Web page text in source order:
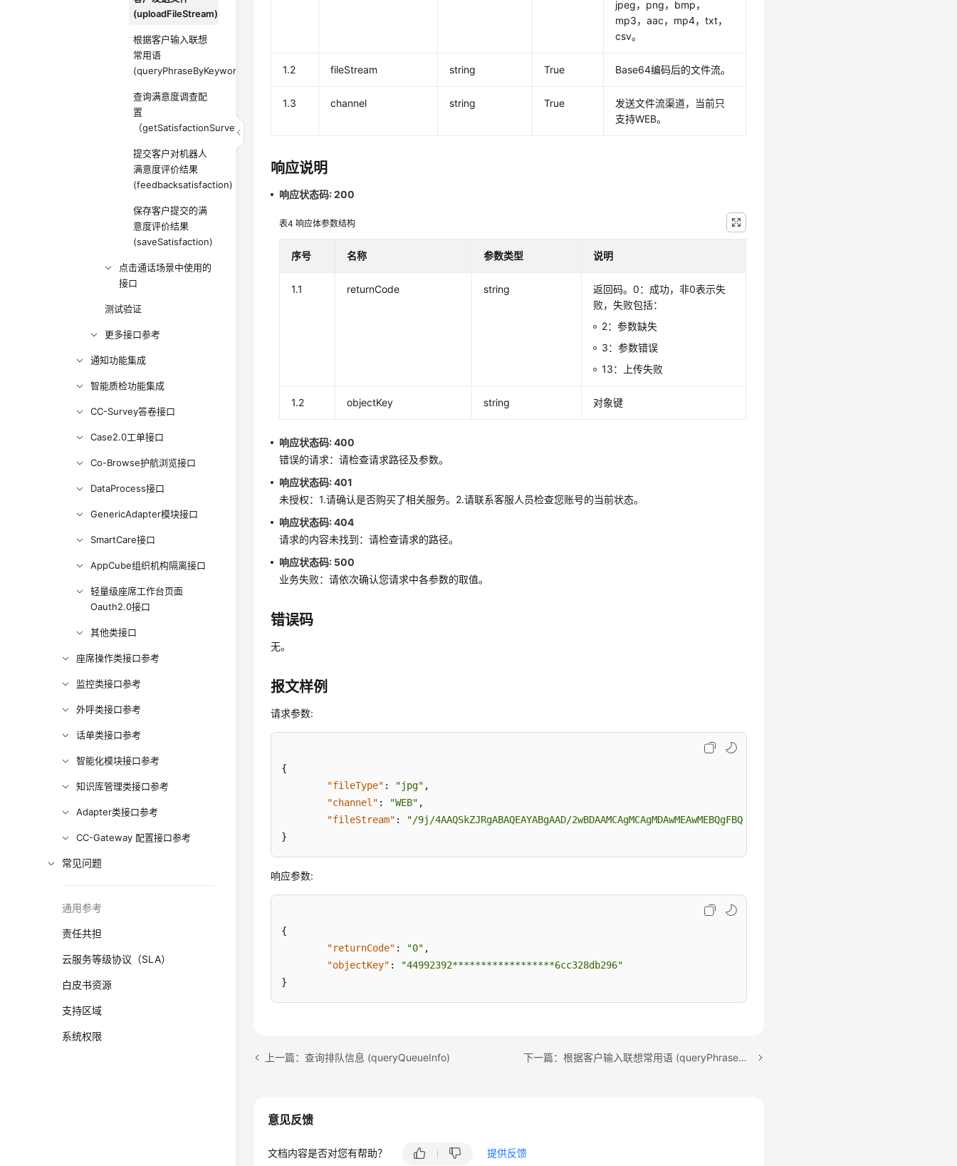
(uploadFileStream)
根据客户输入联想
常用语
(queryPhraseByKeyword)
查询满意度调查配
置
（getSatisfactionSurveyMode）
提交客户对机器人
满意度评价结果
(feedbacksatisfaction)
保存客户提交的满
意度评价结果
(saveSatisfaction)
点击通话场景中使用的
接口
测试验证
更多接口参考
通知功能集成
智能质检功能集成
CC-Survey答卷接口
Case2.0工单接口
Co-Browse护航浏览接口
DataProcess接口
GenericAdapter模块接口
SmartCare接口
AppCube组织机构隔离接口
轻量级座席工作台页面
Oauth2.0接口
其他类接口
座席操作类接口参考
监控类接口参考
外呼类接口参考
话单类接口参考
智能化模块接口参考
知识库管理类接口参考
Adapter类接口参考
CC-Gateway 配置接口参考
常见问题
通用参考
责任共担
云服务等级协议（SLA）
白皮书资源
支持区域
系统权限
jpeg，png，bmp，
mp3，aac，mp4，txt，
csv。
1.2 fileStream string True Base64编码后的文件流。
1.3 channel string True
发送文件流渠道，当前只
支持WEB。
响应说明
响应状态码: 200
表4响应体参数结构
序号 名称 参数类型 说明
1.1 returnCode string
返回码。0：成功，非0表示失
败，失败包括：
2：参数缺失
3：参数错误
13：上传失败
1.2 objectKey string 对象键
响应状态码: 400
错误的请求：请检查请求路径及参数。
响应状态码: 401
未授权：1.请确认是否购买了相关服务。2.请联系客服人员检查您账号的当前状态。
响应状态码: 404
请求的内容未找到：请检查请求的路径。
响应状态码: 500
业务失败：请依次确认您请求中各参数的取值。
错误码
无。
报文样例
请求参数:
{
"fileType" : "jpg" ,
"channel" : "WEB" ,
"fileStream" :
"/9j/4AAQSkZJRgABAQEAYABgAAD/2wBDAAMCAgMCAgMDAwMEAwMEBQgFBQQEBQoHBwYIp3+7j8a/PP/gqXP5/
}
响应参数:
{
"returnCode" : "0" ,
"objectKey" :
"44992392******************6cc328db296"
}
上一篇：查询排队信息 (queryQueueInfo) 下一篇：根据客户输入联想常用语 (queryPhraseByKeyword)
意见反馈
文档内容是否对您有帮助？ 提供反馈